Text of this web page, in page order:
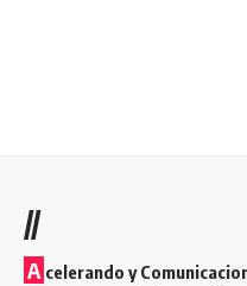
//
A celerando y